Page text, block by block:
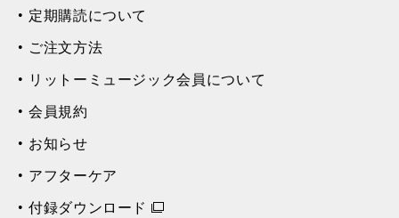
定期購読について
ご注文方法
リットーミュージック会員について
会員規約
お知らせ
アフターケア
付録ダウンロード